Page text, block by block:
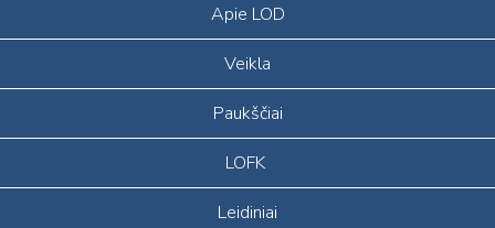
Apie LOD
Veikla
Paukščiai
LOFK
Leidiniai